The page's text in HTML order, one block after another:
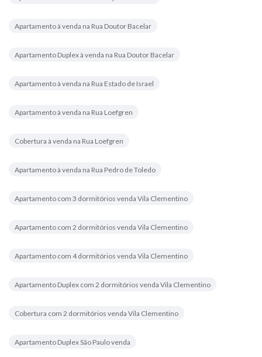
Apartamento à venda na Rua Doutor Bacelar
Apartamento Duplex à venda na Rua Doutor Bacelar
Apartamento à venda na Rua Estado de Israel
Apartamento à venda na Rua Loefgren
Cobertura à venda na Rua Loefgren
Apartamento à venda na Rua Pedro de Toledo
Apartamento com 3 dormitórios venda Vila Clementino
Apartamento com 2 dormitórios venda Vila Clementino
Apartamento com 4 dormitórios venda Vila Clementino
Apartamento Duplex com 2 dormitórios venda Vila Clementino
Cobertura com 2 dormitórios venda Vila Clementino
Apartamento Duplex São Paulo venda